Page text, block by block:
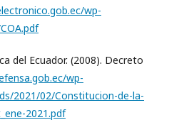
wp-
del Ecuador. (2008). Decreto
wp-
2021/02/Constitucion-de-la-
2021.pdf